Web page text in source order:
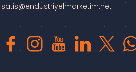
satis@endustriyelmarketim.net